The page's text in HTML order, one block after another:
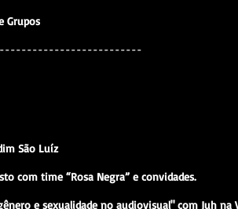
Grupos
São Luíz
com time “Rosa Negra” e convidades.
e sexualidade no audiovisual" com Juh na